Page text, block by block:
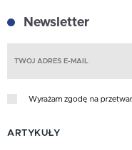
Newsletter
Wyrażam zgodę na
ARTYKUŁY